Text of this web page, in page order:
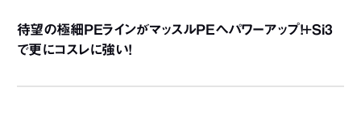
待望の極細PEラインがマッスルPEへパワーアップ！+Si3
で更にコスレに強い！